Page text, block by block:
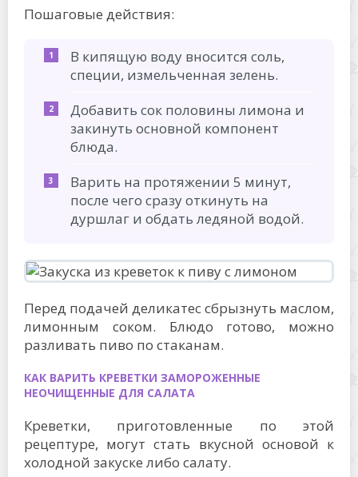
Пошаговые действия:
В кипящую воду вносится соль,
специи, измельченная зелень.
Добавить сок половины лимона и
закинуть основной компонент
блюда.
Варить на протяжении 5 минут,
после чего сразу откинуть на
дуршлаг и обдать ледяной водой.
Перед подачей деликатес сбрызнуть маслом,
лимонным соком. Блюдо готово, можно
разливать пиво по стаканам.
КАК ВАРИТЬ КРЕВЕТКИ ЗАМОРОЖЕННЫЕ
НЕОЧИЩЕННЫЕ ДЛЯ САЛАТА
Креветки, приготовленные по этой
рецептуре, могут стать вкусной основой к
холодной закуске либо салату.